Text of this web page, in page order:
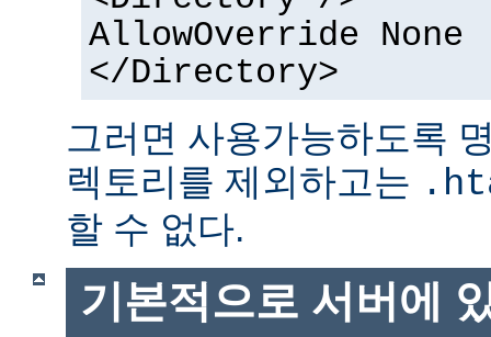
AllowOverride None
</Directory>
그러면 사용가능하도록
렉토리를 제외하고는
할 수 없다.
기본적으로 서버에